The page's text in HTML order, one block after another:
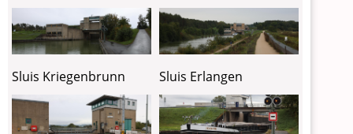
Sluis Kriegenbrunn Sluis Erlangen